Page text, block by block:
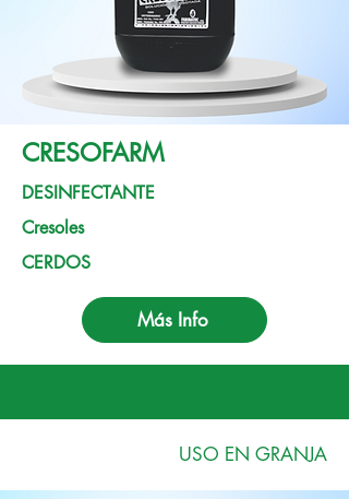
CRESOFARM
DESINFECTANTE
Cresoles
CERDOS
Más Info
USO EN GRANJA